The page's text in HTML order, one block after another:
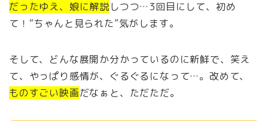
だったゆえ、娘に解説しつつ…3回目にして、初め
て！“ちゃんと見られた”気がします。
そして、どんな展開か分かっているのに新鮮で、笑え
て、やっぱり感情が、ぐるぐるになって…。改めて、
ものすごい映画だなぁと、ただただ。